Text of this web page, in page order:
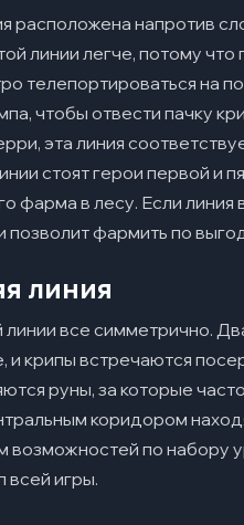
расположена напротив
линии легче, потому
телепортироваться на
чтобы отвести пачку
эта линия
стоят герои первой и
фарма в лесу. Если
позволит фармить по
линия
все симметрично.
и крипы встречаются
руны, за которые
коридором
по набору
всей игры.